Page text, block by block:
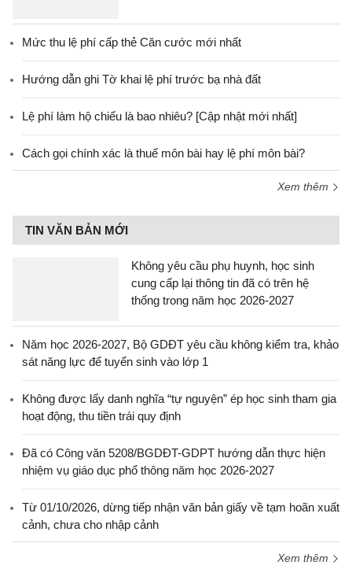
Mức thu lệ phí cấp thẻ Căn cước mới nhất
Hướng dẫn ghi Tờ khai lệ phí trước bạ nhà đất
Lệ phí làm hộ chiếu là bao nhiêu? [Cập nhật mới nhất]
Cách gọi chính xác là thuế môn bài hay lệ phí môn bài?
Xem thêm
TIN VĂN BẢN MỚI
Không yêu cầu phụ huynh, học sinh
cung cấp lại thông tin đã có trên hệ
thống trong năm học 2026-2027
Năm học 2026-2027, Bộ GDĐT yêu cầu không kiểm tra, khảo
sát năng lực để tuyển sinh vào lớp 1
Không được lấy danh nghĩa “tự nguyện” ép học sinh tham gia
hoạt động, thu tiền trái quy định
Đã có Công văn 5208/BGDĐT-GDPT hướng dẫn thực hiện
nhiệm vụ giáo dục phổ thông năm học 2026-2027
Từ 01/10/2026, dừng tiếp nhận văn bản giấy về tạm hoãn xuất
cảnh, chưa cho nhập cảnh
Xem thêm